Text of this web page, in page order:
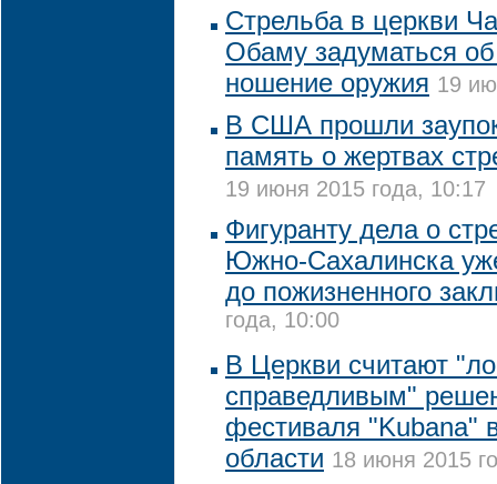
Стрельба в церкви
Обаму задуматься
ношение оружия 19
В США прошли
память о жертвах
19 июня 2015 года, 10:17
Фигуранту дела о
Южно-Сахалинска
до пожизненного
года, 10:00
В Церкви считают
справедливым"
фестиваля "Kubana"
области 18 июня 2015